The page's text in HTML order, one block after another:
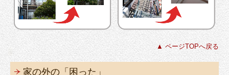
▲ ページTOPへ戻る
家の外の「困った」